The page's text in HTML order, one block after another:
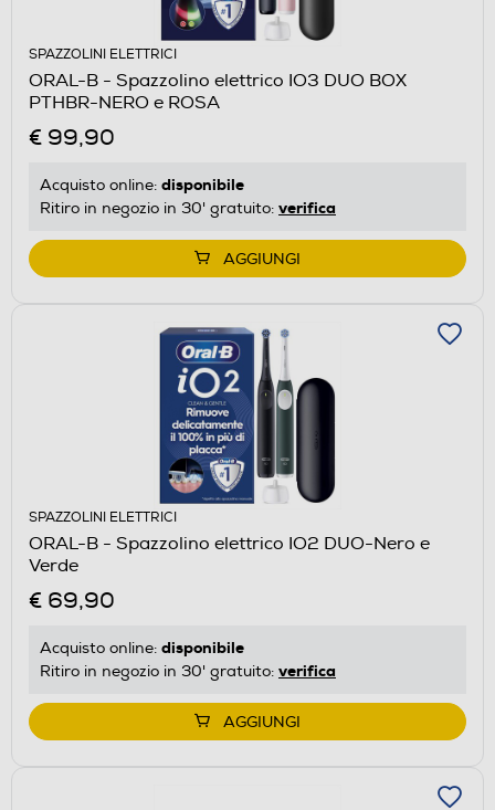
SPAZZOLINI ELETTRICI
ORAL-B - Spazzolino elettrico IO3 DUO BOX
PTHBR-NERO e ROSA
€ 99,90
Acquisto online: disponibile
Ritiro in negozio in 30' gratuito: verifica
AGGIUNGI
SPAZZOLINI ELETTRICI
ORAL-B - Spazzolino elettrico IO2 DUO-Nero e
Verde
€ 69,90
Acquisto online: disponibile
Ritiro in negozio in 30' gratuito: verifica
AGGIUNGI